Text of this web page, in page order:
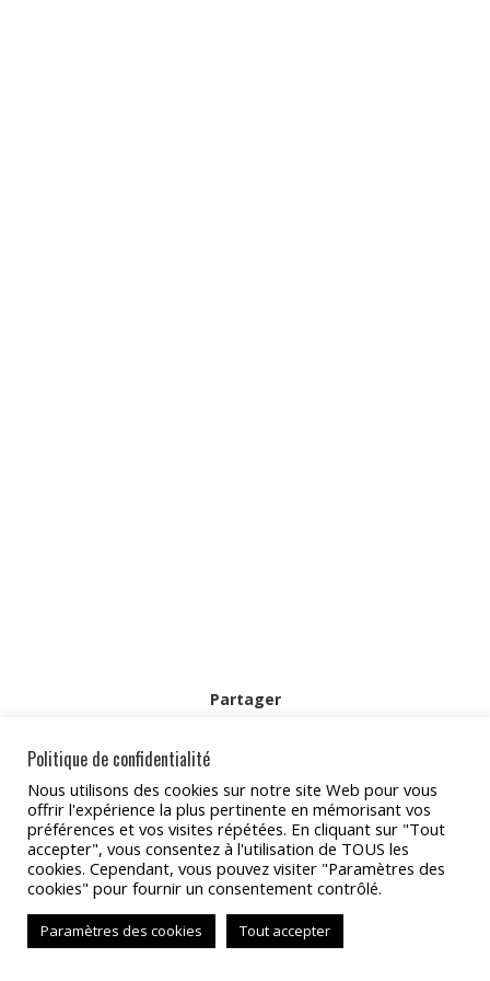
Partager
Partager
sur
Facebook
Partager
sur
X
sur
Pinterest
sur
LinkedIn
sur
WhatsApp
Copyright 2022 - TAT Services
BAS
Politique de confidentialité
Nous utilisons des cookies sur notre site Web pour vous
offrir l'expérience la plus pertinente en mémorisant vos
préférences et vos visites répétées. En cliquant sur "Tout
accepter", vous consentez à l'utilisation de TOUS les
cookies. Cependant, vous pouvez visiter "Paramètres des
cookies" pour fournir un consentement contrôlé.
Paramètres des cookies Tout accepter